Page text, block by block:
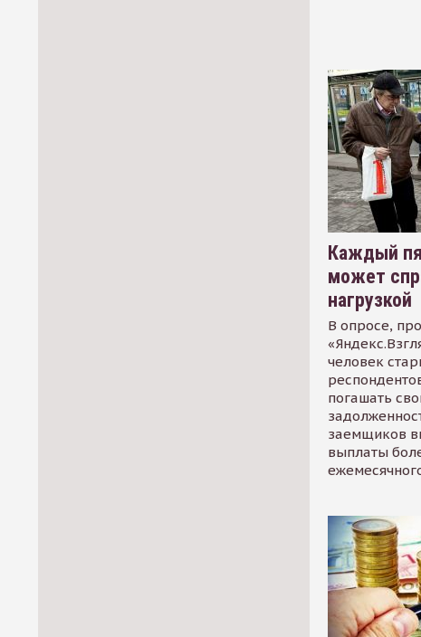
Каждый
может
нагрузкой
В опросе,
человек
погашать
заемщиков
выплаты